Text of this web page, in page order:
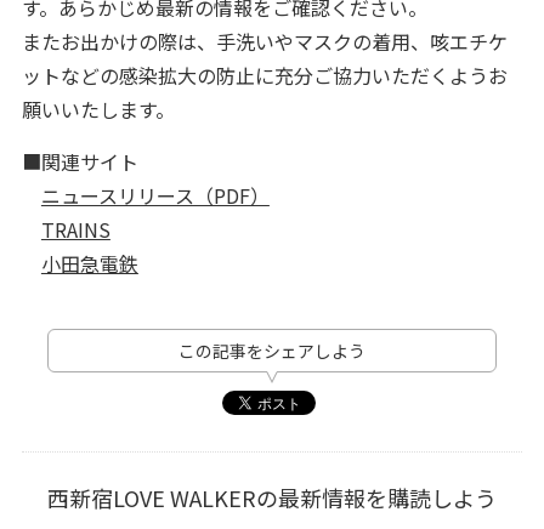
す。あらかじめ最新の情報をご確認ください。
またお出かけの際は、手洗いやマスクの着用、咳エチケ
ットなどの感染拡大の防止に充分ご協力いただくようお
願いいたします。
■関連サイト
ニュースリリース（PDF）
TRAINS
小田急電鉄
この記事をシェアしよう
西新宿LOVE WALKERの最新情報を購読しよう